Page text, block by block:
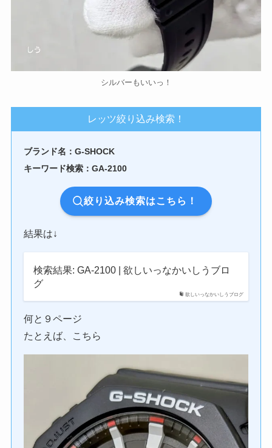
シルバーもいいっ！
レッツ絞り込み検索！
ブランド名：G-SHOCK
キーワード検索：GA-2100
絞り込み検索はこちら！
結果は↓
欲しいっなかいしうブログ
検索結果: GA-2100 | 欲しいっなかいしうブロ
グ
何と９ページ
たとえば、こちら